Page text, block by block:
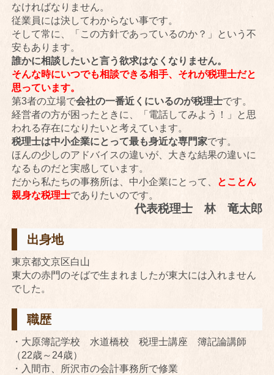
なければなりません。
従業員には決してわからない事です。
そして常に、「この方針であっているのか？」という不
安もあります。
誰かに相談したいと言う欲求はなくなりません。
そんな時にいつでも相談できる相手、それが税理士だと
思っています。
第3者の立場で会社の一番近くにいるのが税理士です。
経営者の方が困ったときに、「電話してみよう！」と思
われる存在になりたいと考えています。
税理士は中小企業にとって最も身近な専門家です。
ほんの少しのアドバイスの違いが、大きな結果の違いに
なるものだと実感しています。
だから私たちの事務所は、中小企業にとって、
とことん
親身な税理士でありたいのです。
代表税理士 林 竜太郎
出身地
東京都文京区白山
東大の赤門のそばで生まれましたが東大には入れません
でした。
職歴
・大原簿記学校 水道橋校 税理士講座 簿記論講師
（22歳～24歳）
・入間市、所沢市の会計事務所で修業